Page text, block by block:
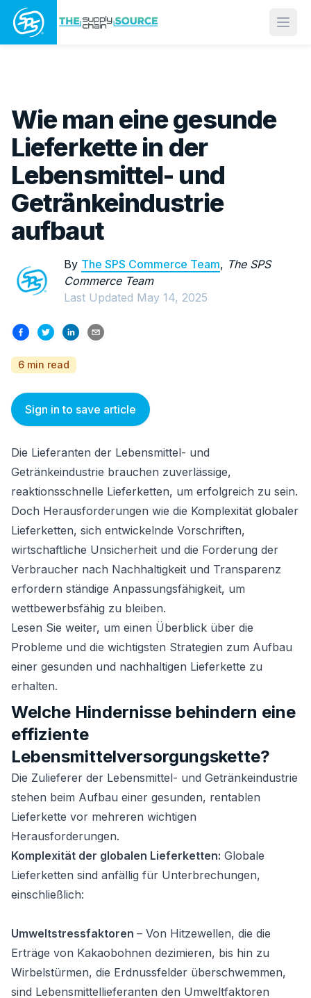
Wie man eine gesunde
Lieferkette in der
Lebensmittel- und
Getränkeindustrie
aufbaut
By The SPS Commerce Team, The SPS
Commerce Team
Last Updated May 14, 2025
6 min read
Sign in to save article
Die Lieferanten der Lebensmittel- und
Getränkeindustrie brauchen zuverlässige,
reaktionsschnelle Lieferketten, um erfolgreich zu sein.
Doch Herausforderungen wie die Komplexität globaler
Lieferketten, sich entwickelnde Vorschriften,
wirtschaftliche Unsicherheit und die Forderung der
Verbraucher nach Nachhaltigkeit und Transparenz
erfordern ständige Anpassungsfähigkeit, um
wettbewerbsfähig zu bleiben.
Lesen Sie weiter, um einen Überblick über die
Probleme und die wichtigsten Strategien zum Aufbau
einer gesunden und nachhaltigen Lieferkette zu
erhalten.
Welche Hindernisse behindern eine
effiziente
Lebensmittelversorgungskette?
Die Zulieferer der Lebensmittel- und Getränkeindustrie
stehen beim Aufbau einer gesunden, rentablen
Lieferkette vor mehreren wichtigen
Herausforderungen.
Komplexität der globalen Lieferketten​: Globale
Lieferketten sind anfällig für Unterbrechungen,
einschließlich:
Umweltstressfaktoren – Von Hitzewellen, die die
Erträge von Kakaobohnen dezimieren, bis hin zu
Wirbelstürmen, die Erdnussfelder überschwemmen,
sind Lebensmittellieferanten den Umweltfaktoren